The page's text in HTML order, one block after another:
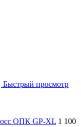
Быстрый просмотр
ОПК GP-XL 1 100